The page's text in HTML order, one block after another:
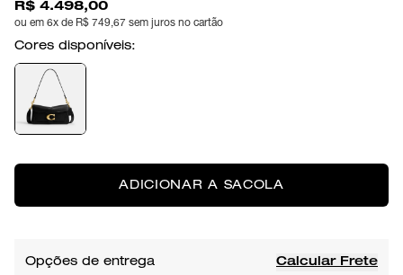
R$ 4.498,00
ou em 6x de R$ 749,67 sem juros no cartão
Cores disponíveis:
ADICIONAR A SACOLA
Opções de entrega Calcular Frete